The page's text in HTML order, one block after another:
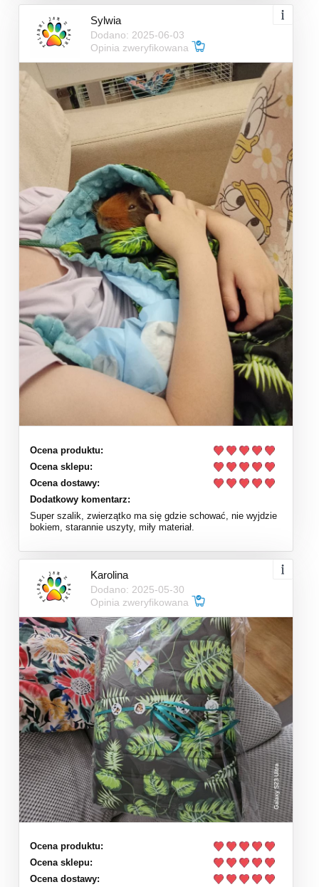
Sylwia
Dodano: 2025-06-03
Opinia zweryfikowana
Ocena produktu:
Ocena sklepu:
Ocena dostawy:
Dodatkowy komentarz:
Super szalik, zwierzątko ma się gdzie schować, nie wyjdzie
bokiem, starannie uszyty, miły materiał.
Karolina
Dodano: 2025-05-30
Opinia zweryfikowana
Ocena produktu:
Ocena sklepu:
Ocena dostawy: